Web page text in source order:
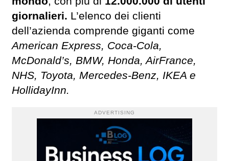
giornalieri. L’elenco dei clienti
dell’azienda comprende giganti come
American Express, Coca-Cola,
McDonald’s, BMW, Honda, AirFrance,
NHS, Toyota, Mercedes-Benz, IKEA e
HollidayInn.
ADVERTISING